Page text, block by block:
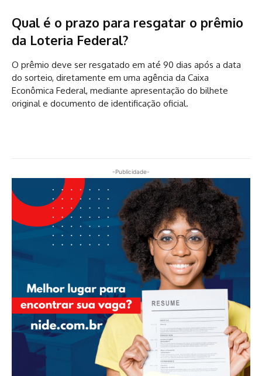
Qual é o prazo para resgatar o prêmio
da Loteria Federal?
O prêmio deve ser resgatado em até 90 dias após a data
do sorteio, diretamente em uma agência da Caixa
Econômica Federal, mediante apresentação do bilhete
original e documento de identificação oficial.
-Publicidade-